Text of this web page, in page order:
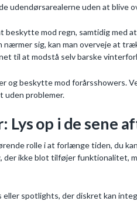
udendørsarealerne uden at blive
mod regn, samtidig med
sig, kan man overveje at
til at modstå selv barske
og beskytte mod forårsshowers.
uden problemer.
op i de sene
rolle i at forlænge tiden, du
ikke blot tilføjer funktionalitet,
spotlights, der diskret kan